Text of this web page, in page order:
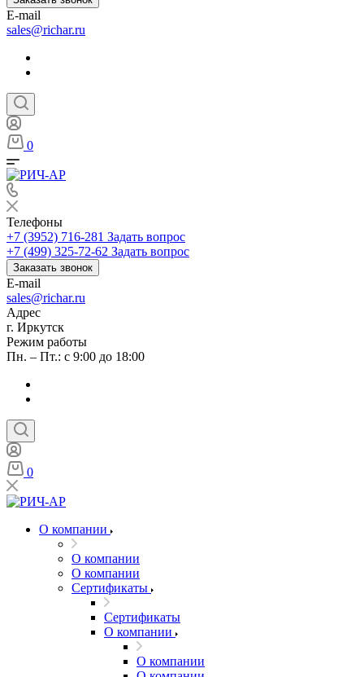
E-mail
sales@richar.ru
0
Телефоны
+7 (3952) 716-281 Задать вопрос
+7 (499) 325-72-62 Задать вопрос
Заказать звонок
E-mail
sales@richar.ru
Адрес
г. Иркутск
Режим работы
Пн. – Пт.: с 9:00 до 18:00
0
О компании
О компании
О компании
Сертификаты
Сертификаты
О компании
О компании